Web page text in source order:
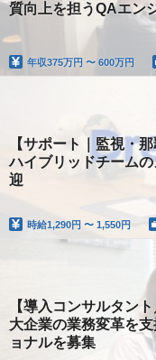
質向上を担うQAエン
年収375万円 〜 600万円
【サポート｜監視・
ハイブリッドチーム
迎
時給1,290円 〜 1,550円
【導入コンサルタン
大企業の業務変革を
ョナルを募集